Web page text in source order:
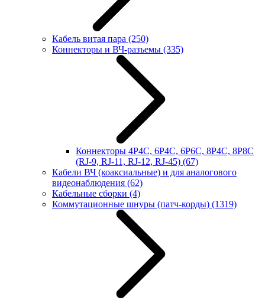
Кабель витая пара (250)
Коннекторы и ВЧ-разъемы (335)
Коннекторы 4P4C, 6P4C, 6P6C, 8P4C, 8P8C
(RJ-9, RJ-11, RJ-12, RJ-45) (67)
Кабели ВЧ (коаксиальные) и для аналогового
видеонаблюдения (62)
Кабельные сборки (4)
Коммутационные шнуры (патч-корды) (1319)